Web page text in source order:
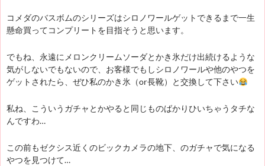
コメダのバスボムのシリーズはシロノワールゲットできるまで一生
懸命買ってコンプリートを目指そうと思います。
でもね、永遠にメロンクリームソーダとかき氷だけ出続けるような
気がしないでもないので、お客様でもしシロノワールや他のやつを
ゲットされたら、ぜひ私のかき氷（or長靴）と交換して下さい
私ね、こういうガチャとかやると同じものばかりひいちゃうタチな
んですわ…
この前もゼクシス近くのビックカメラの地下、のガチャで気になる
やつを見つけて…